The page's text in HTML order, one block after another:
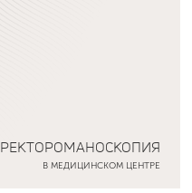
РЕКТОРОМАНОСКОПИЯ
В МЕДИЦИНСКОМ ЦЕНТРЕ